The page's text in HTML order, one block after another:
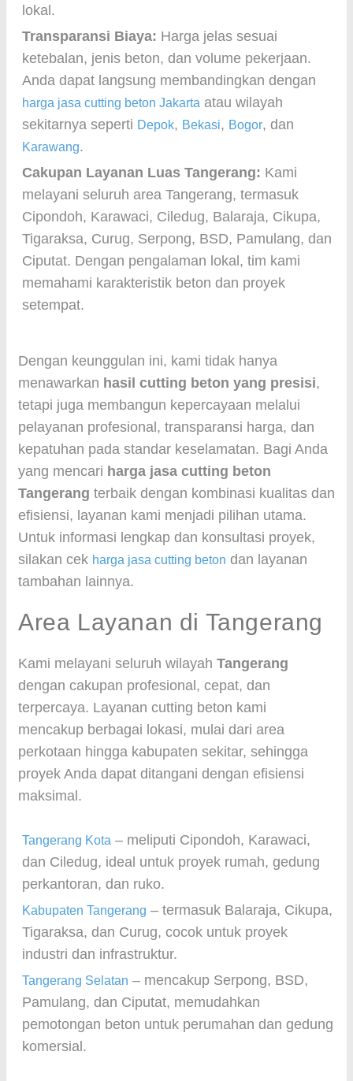
lokal.
Transparansi Biaya: Harga jelas sesuai
ketebalan, jenis beton, dan volume pekerjaan.
Anda dapat langsung membandingkan dengan
harga jasa cutting beton Jakarta atau wilayah
sekitarnya seperti Depok, Bekasi, Bogor, dan
Karawang.
Cakupan Layanan Luas Tangerang: Kami
melayani seluruh area Tangerang, termasuk
Cipondoh, Karawaci, Ciledug, Balaraja, Cikupa,
Tigaraksa, Curug, Serpong, BSD, Pamulang, dan
Ciputat. Dengan pengalaman lokal, tim kami
memahami karakteristik beton dan proyek
setempat.
Dengan keunggulan ini, kami tidak hanya
menawarkan hasil cutting beton yang presisi,
tetapi juga membangun kepercayaan melalui
pelayanan profesional, transparansi harga, dan
kepatuhan pada standar keselamatan. Bagi Anda
yang mencari harga jasa cutting beton
Tangerang terbaik dengan kombinasi kualitas dan
efisiensi, layanan kami menjadi pilihan utama.
Untuk informasi lengkap dan konsultasi proyek,
silakan cek harga jasa cutting beton dan layanan
tambahan lainnya.
Area Layanan di Tangerang
Kami melayani seluruh wilayah Tangerang
dengan cakupan profesional, cepat, dan
terpercaya. Layanan cutting beton kami
mencakup berbagai lokasi, mulai dari area
perkotaan hingga kabupaten sekitar, sehingga
proyek Anda dapat ditangani dengan efisiensi
maksimal.
Tangerang Kota – meliputi Cipondoh, Karawaci,
dan Ciledug, ideal untuk proyek rumah, gedung
perkantoran, dan ruko.
Kabupaten Tangerang – termasuk Balaraja, Cikupa,
Tigaraksa, dan Curug, cocok untuk proyek
industri dan infrastruktur.
Tangerang Selatan – mencakup Serpong, BSD,
Pamulang, dan Ciputat, memudahkan
pemotongan beton untuk perumahan dan gedung
komersial.